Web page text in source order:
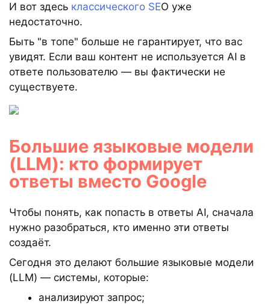
И вот здесь классического SEO уже
недостаточно.
Быть "в топе" больше не гарантирует, что вас
увидят. Если ваш контент не используется AI в
ответе пользователю — вы фактически не
существуете.
Большие языковые модели
(LLM): кто формирует
ответы вместо Google
Чтобы понять, как попасть в ответы AI, сначала
нужно разобраться, кто именно эти ответы
создаёт.
Сегодня это делают большие языковые модели
(LLM) — системы, которые:
анализируют запрос;